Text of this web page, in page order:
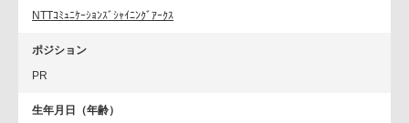
NTTｺﾐｭﾆｹｰｼｮﾝｽﾞｼｬｲﾆﾝｸﾞｱｰｸｽ
ポジション
PR
生年月日（年齢）